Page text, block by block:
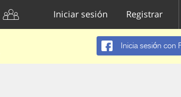
Iniciar sesión Registrar
Inicia sesión con